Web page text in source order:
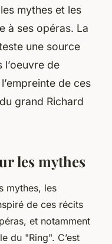
mythes et les
à ses opéras. La
une source
l’oeuvre de
de ces
grand Richard
les mythes
mythes, les
de ces récits
et notamment
du "Ring". C’est